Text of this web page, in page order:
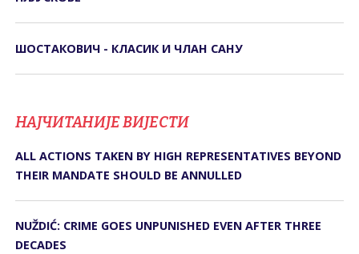
ШОСТАКОВИЧ - КЛАСИК И ЧЛАН САНУ
НАЈЧИТАНИЈЕ ВИЈЕСТИ
ALL ACTIONS TAKEN BY HIGH REPRESENTATIVES BEYOND
THEIR MANDATE SHOULD BE ANNULLED
NUŽDIĆ: CRIME GOES UNPUNISHED EVEN AFTER THREE
DECADES